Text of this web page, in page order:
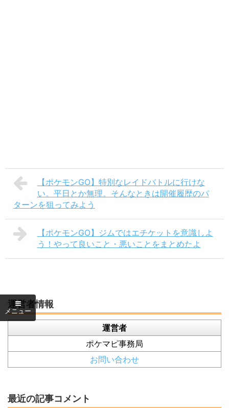
【ポケモンGO】特別なレイドバトルに行けな
い。平日とか無理。そんなときは開催履歴のパ
ターンを狙ってみよう
【ポケモンGO】ジムではエチケットを意識しよ
う！やって良いこと・悪いことをまとめたよ
運営者情報
運営者
ポケマピ事務局
お問い合わせ
最近の記事コメント